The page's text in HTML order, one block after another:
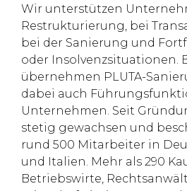
Wir unterstützen
Restrukturierung, bei
bei der Sanierung und
oder Insolvenzsituationen.
übernehmen PLUTA-
dabei auch
Unternehmen. Seit
stetig gewachsen und
rund 500 Mitarbeiter in
und Italien. Mehr als 290
Betriebswirte,